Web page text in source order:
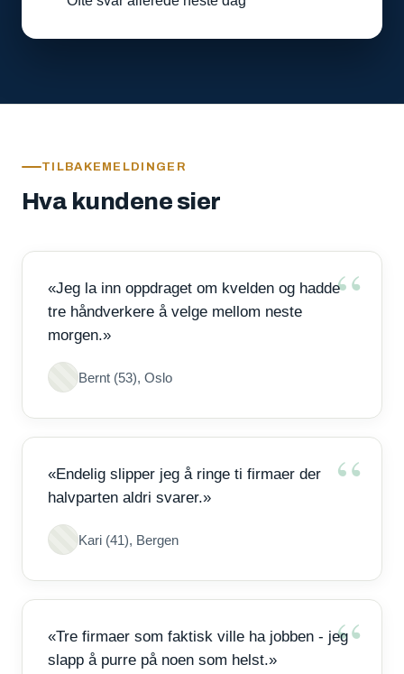
TILBAKEMELDINGER
Hva kundene sier
«Jeg la inn oppdraget om kvelden og hadde
tre håndverkere å velge mellom neste
morgen.»
Bernt (53), Oslo
«Endelig slipper jeg å ringe ti firmaer der
halvparten aldri svarer.»
Kari (41), Bergen
«Tre firmaer som faktisk ville ha jobben - jeg
slapp å purre på noen som helst.»